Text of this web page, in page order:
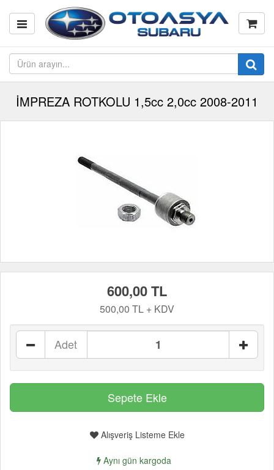
İMPREZA ROTKOLU 1,5cc 2,0cc 2008-2011
600,00 TL
500,00 TL + KDV
Adet
Alışveriş Listeme Ekle
Aynı gün kargoda